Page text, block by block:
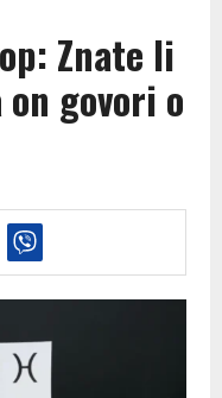
Znate li
govori o